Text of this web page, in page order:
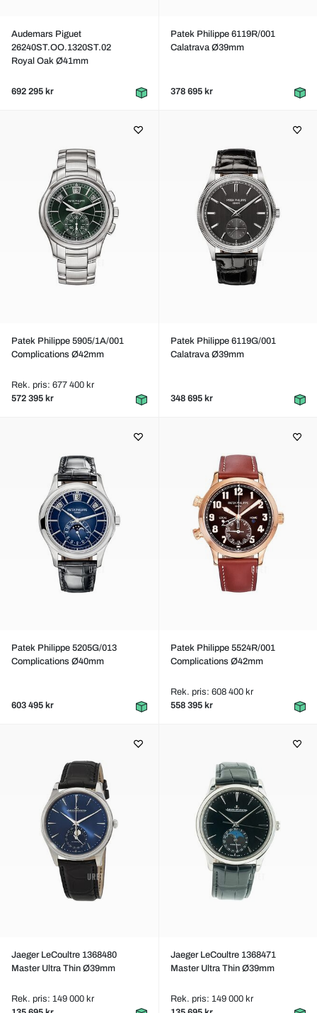
Audemars Piguet
26240ST.OO.1320ST.02
Royal Oak Ø41mm
692 295 kr
Patek Philippe 6119R/001
Calatrava Ø39mm
378 695 kr
Patek Philippe 5905/1A/001
Complications Ø42mm
Rek. pris: 677 400 kr
572 395 kr
Patek Philippe 6119G/001
Calatrava Ø39mm
348 695 kr
Patek Philippe 5205G/013
Complications Ø40mm
603 495 kr
Patek Philippe 5524R/001
Complications Ø42mm
Rek. pris: 608 400 kr
558 395 kr
Jaeger LeCoultre 1368480
Master Ultra Thin Ø39mm
Rek. pris: 149 000 kr
Jaeger LeCoultre 1368471
Master Ultra Thin Ø39mm
Rek. pris: 149 000 kr